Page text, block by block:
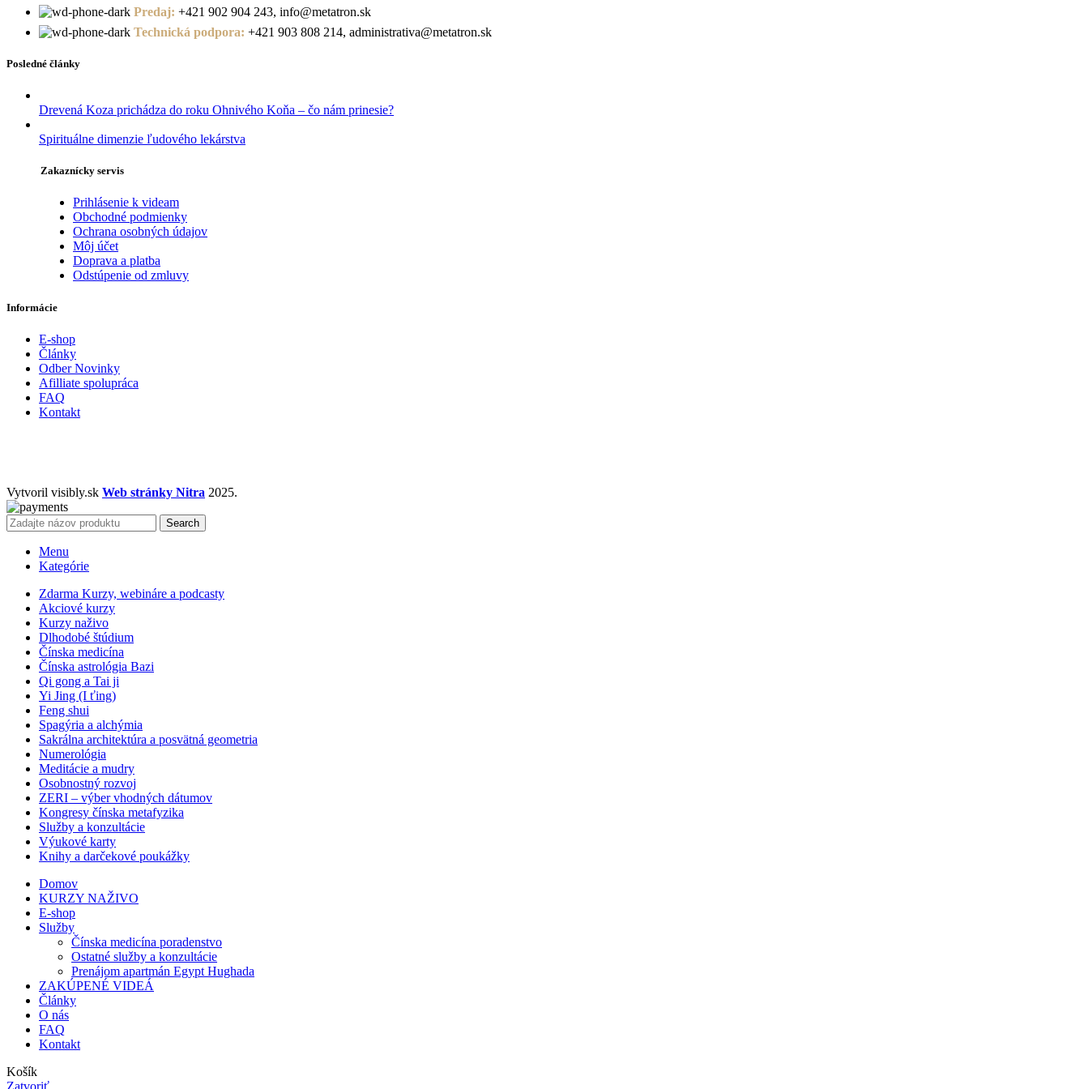
Predaj: +421 902 904 243, info@metatron.sk
Technická podpora: +421 903 808 214, administrativa@metatron.sk
Posledné články
Drevená Koza prichádza do roku Ohnivého Koňa – čo nám prinesie?
Spirituálne dimenzie ľudového lekárstva
Zakaznícky servis
Prihlásenie k videam
Obchodné podmienky
Ochrana osobných údajov
Môj účet
Doprava a platba
Odstúpenie od zmluvy
Informácie
E-shop
Články
Odber Novinky
Afilliate spolupráca
FAQ
Kontakt
Vytvoril visibly.sk Web stránky Nitra 2025.
Search
Menu
Kategórie
Zdarma Kurzy, webináre a podcasty
Akciové kurzy
Kurzy naživo
Dlhodobé štúdium
Čínska medicína
Čínska astrológia Bazi
Qi gong a Tai ji
Yi Jing (I ťing)
Feng shui
Spagýria a alchýmia
Sakrálna architektúra a posvätná geometria
Numerológia
Meditácie a mudry
Osobnostný rozvoj
ZERI – výber vhodných dátumov
Kongresy čínska metafyzika
Služby a konzultácie
Výukové karty
Knihy a darčekové poukážky
Domov
KURZY NAŽIVO
E-shop
Služby
Čínska medicína poradenstvo
Ostatné služby a konzultácie
Prenájom apartmán Egypt Hughada
ZAKÚPENÉ VIDEÁ
Články
O nás
FAQ
Kontakt
Košík
Zatvoriť